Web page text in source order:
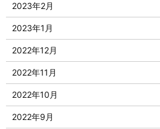
2023年2月
2023年1月
2022年12月
2022年11月
2022年10月
2022年9月